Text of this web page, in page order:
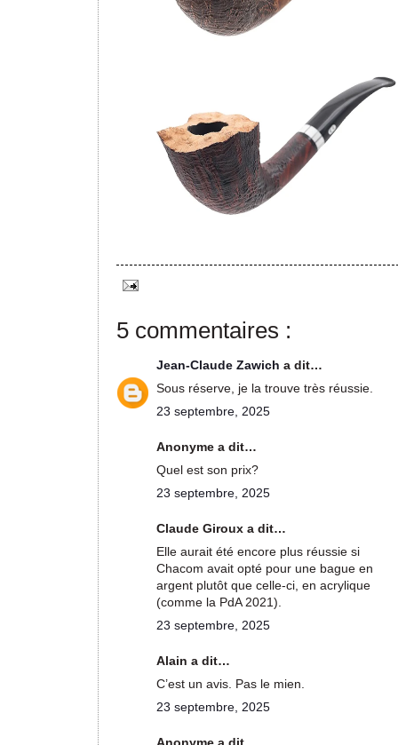
5 commentaires :
Jean-Claude Zawich a dit…
Sous réserve, je la trouve très réussie.
23 septembre, 2025
Anonyme a dit…
Quel est son prix?
23 septembre, 2025
Claude Giroux a dit…
Elle aurait été encore plus réussie si
Chacom avait opté pour une bague en
argent plutôt que celle-ci, en acrylique
(comme la PdA 2021).
23 septembre, 2025
Alain a dit…
C’est un avis. Pas le mien.
23 septembre, 2025